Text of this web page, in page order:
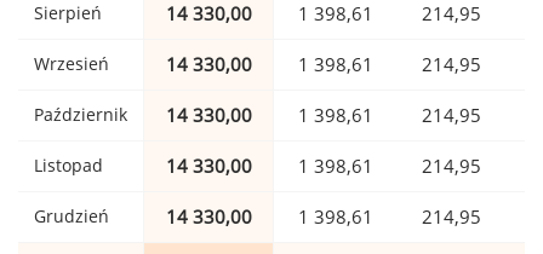
Sierpień 14 330,00 1 398,61 214,95
Wrzesień 14 330,00 1 398,61 214,95
Październik 14 330,00 1 398,61 214,95
Listopad 14 330,00 1 398,61 214,95
Grudzień 14 330,00 1 398,61 214,95